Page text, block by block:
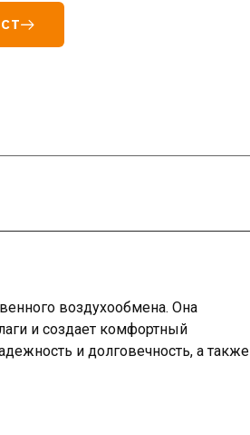
воздухообмена. Она
и создает комфортный
и долговечность, а также